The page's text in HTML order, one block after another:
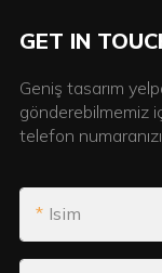
GET IN
Geniş tasarım
gönderebilmemiz
telefon
Isim